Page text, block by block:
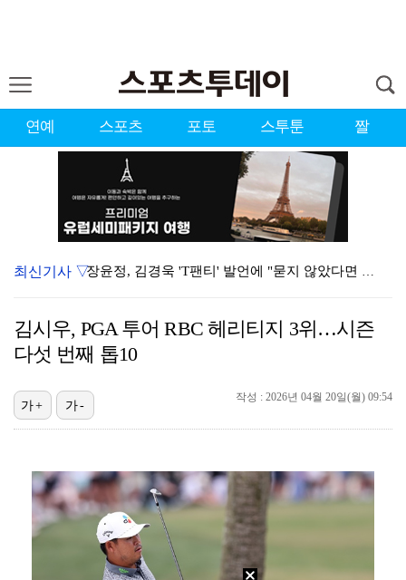
연예 스포츠 포토 스투툰 짤
장윤정, 김경욱 'T팬티' 발언에 "묻지 않았다면 성희…
[ST포토] 장은수, 3라운드 기대하세요
[ST포토] 서교림, 아쉬운 표정
[ST포토] 김민주, 오준식 캐디와 함께 출발
[ST포토] 한진선, 기분 좋은 미소
[ST포토] 유현조, 페어웨이 끝까지 가자
'전참시' 리센느 메이 "희망 보이지 않아 팀 탈퇴 고…
최신기사 ▽
김시우, PGA 투어 RBC 헤리티지 3위…시즌
다섯 번째 톱10
작성 : 2026년 04월 20일(월) 09:54
가+ 가-